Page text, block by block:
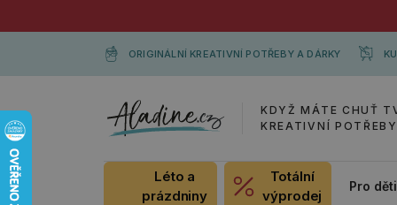
ORIGINÁLNÍ KREATIVNÍ POTŘEBY A DÁRKY
KDYŽ MÁTE CHUŤ
KREATIVNÍ
Léto a
prázdniny
Totální
výprodej
Pro děti